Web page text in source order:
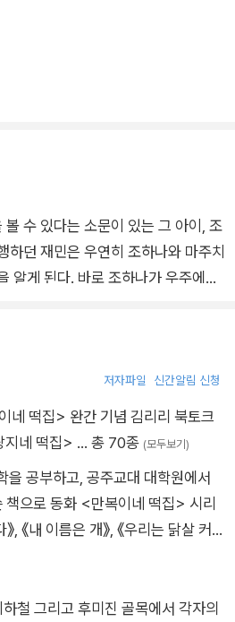
이 날 만큼 또렷한 풍경, 각각의 상
에게라도 있었음직한 하루들을 담
만들기」, 「문」, 「나를 위한 노래」를
편의 작품 「우주 소녀」와 「수」를
. 수 있다는 소문이 있는 그 아이, 조
하던 재민은 우연히 조하나와 마주치
알게 된다. 바로 조하나가 우주에서
조금씩 바뀌어 간다. 그러던 어느 날
는 이야기. 뭐? 조하나가 거짓말쟁이
다. 스스로 상처를 내던 두 손으로
것은 무엇일까. 아이들의 선입견이
는 자신의 본모습을 찾아가고, 채연
저자파일 신간알림 신청
네 떡집> 완간 기념 김리리 북토크
지네 떡집> … 총 70종 (모두보기)
을 공부하고, 공주교대 대학원에서
책으로 동화 <만복이네 떡집> 시리
, 《내 이름은 개》, 《우리는 닭살 커
》, 《마법의 빨간 부적》, <이슬비 이
기> 시리즈, 청소년 소설 《어떤 고
철 그리고 후미진 골목에서 각자의